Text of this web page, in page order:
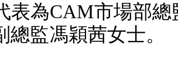
表為CAM市場部總
總監馮穎茜女士。